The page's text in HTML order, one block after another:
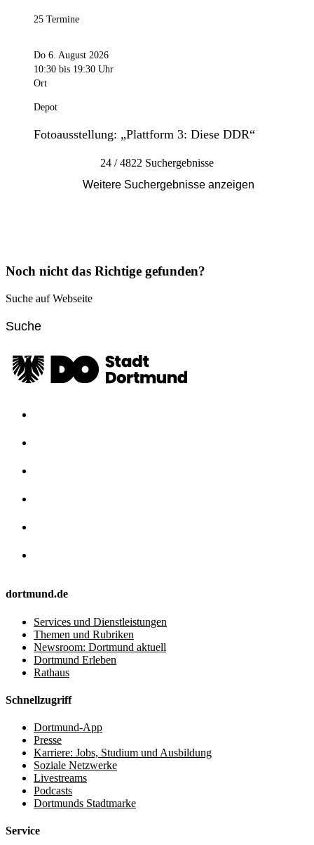
25 Termine
Do 6. August 2026
10:30 bis 19:30 Uhr
Ort
Depot
Fotoausstellung: „Plattform 3: Diese DDR“
24 / 4822 Suchergebnisse
Weitere Suchergebnisse anzeigen
Noch nicht das Richtige gefunden?
Suche auf Webseite
dortmund.de
Services und Dienstleistungen
Themen und Rubriken
Newsroom: Dortmund aktuell
Dortmund Erleben
Rathaus
Schnellzugriff
Dortmund-App
Presse
Karriere: Jobs, Studium und Ausbildung
Soziale Netzwerke
Livestreams
Podcasts
Dortmunds Stadtmarke
Service